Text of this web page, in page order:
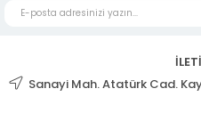
Sanayi Mah. Atatürk Cad.